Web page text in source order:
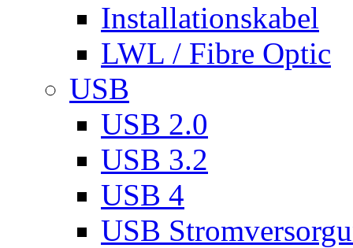
Installationskabel
LWL / Fibre Optic
USB
USB 2.0
USB 3.2
USB 4
USB